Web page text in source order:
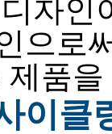
자인
으로
품
이클